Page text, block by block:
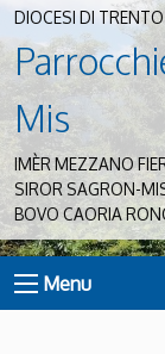
DIOCESI DI TRENTO
Mis
IMÈR MEZZANO
SIROR SAGRON-
BOVO CAORIA
Menu